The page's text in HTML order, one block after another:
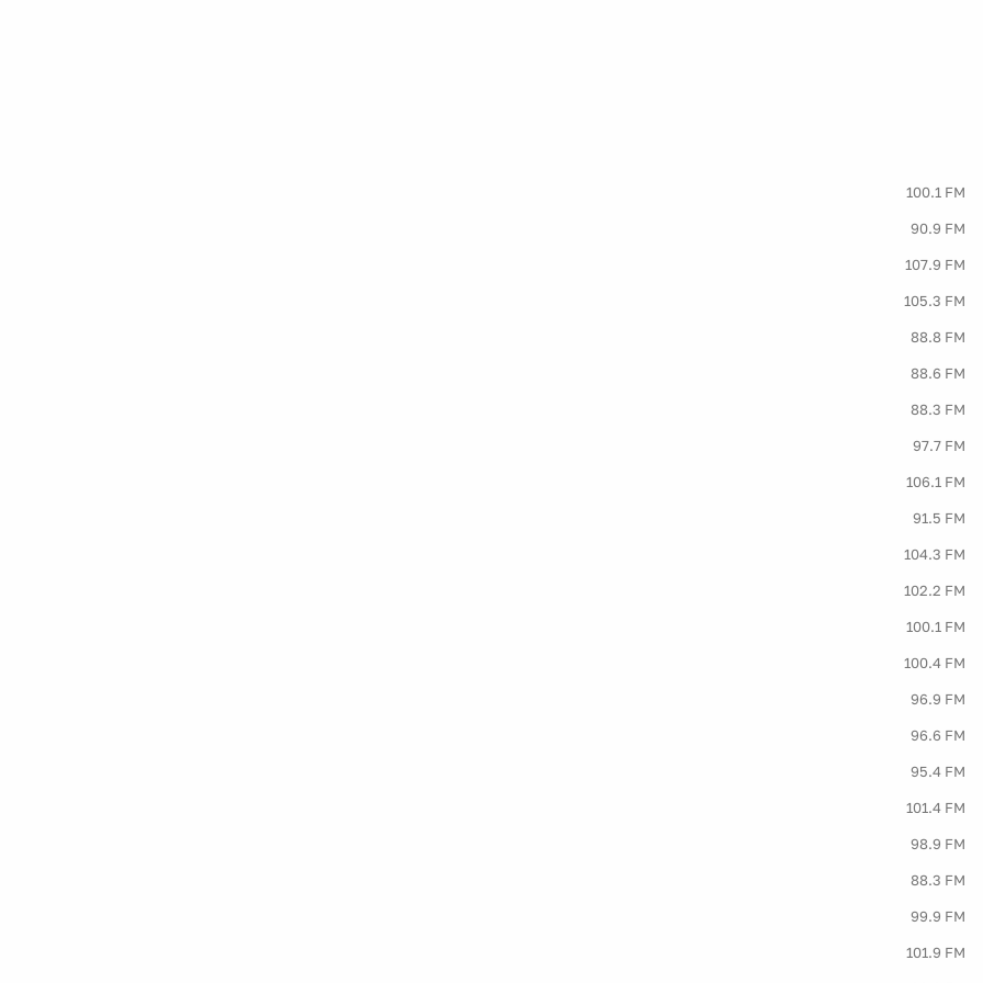
100.1 FM
90.9 FM
107.9 FM
105.3 FM
88.8 FM
88.6 FM
88.3 FM
97.7 FM
106.1 FM
91.5 FM
104.3 FM
102.2 FM
100.1 FM
100.4 FM
96.9 FM
96.6 FM
95.4 FM
101.4 FM
98.9 FM
88.3 FM
99.9 FM
101.9 FM